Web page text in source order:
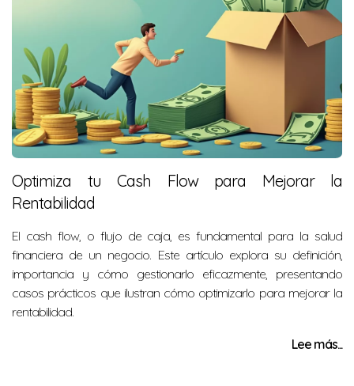
Optimiza tu Cash Flow para Mejorar la
Rentabilidad
El cash flow, o flujo de caja, es fundamental para la salud
financiera de un negocio. Este artículo explora su definición,
importancia y cómo gestionarlo eficazmente, presentando
casos prácticos que ilustran cómo optimizarlo para mejorar la
rentabilidad.
Lee más...